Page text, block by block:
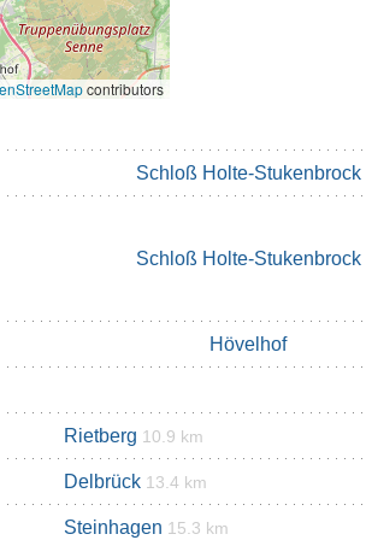
contributors
Schloß Holte-Stukenbrock
Schloß Holte-Stukenbrock
Hövelhof
Rietberg 10.9 km
Delbrück 13.4 km
Steinhagen 15.3 km